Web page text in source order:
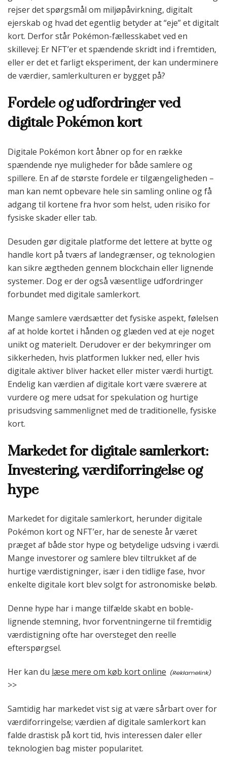
rejser det spørgsmål om miljøpåvirkning, digitalt
ejerskab og hvad det egentlig betyder at “eje” et digitalt
kort. Derfor står Pokémon-fællesskabet ved en
skillevej: Er NFT’er et spændende skridt ind i fremtiden,
eller er det et farligt eksperiment, der kan underminere
de værdier, samlerkulturen er bygget på?
Fordele og udfordringer ved
digitale Pokémon kort
Digitale Pokémon kort åbner op for en række
spændende nye muligheder for både samlere og
spillere. En af de største fordele er tilgængeligheden –
man kan nemt opbevare hele sin samling online og få
adgang til kortene fra hvor som helst, uden risiko for
fysiske skader eller tab.
Desuden gør digitale platforme det lettere at bytte og
handle kort på tværs af landegrænser, og teknologien
kan sikre ægtheden gennem blockchain eller lignende
systemer. Dog er der også væsentlige udfordringer
forbundet med digitale samlerkort.
Mange samlere værdsætter det fysiske aspekt, følelsen
af at holde kortet i hånden og glæden ved at eje noget
unikt og materielt. Derudover er der bekymringer om
sikkerheden, hvis platformen lukker ned, eller hvis
digitale aktiver bliver hacket eller mister værdi hurtigt.
Endelig kan værdien af digitale kort være sværere at
vurdere og mere udsat for spekulation og hurtige
prisudsving sammenlignet med de traditionelle, fysiske
kort.
Markedet for digitale samlerkort:
Investering, værdiforringelse og
hype
Markedet for digitale samlerkort, herunder digitale
Pokémon kort og NFT’er, har de seneste år været
præget af både stor hype og betydelige udsving i værdi.
Mange investorer og samlere blev tiltrukket af de
hurtige værdistigninger, især i den tidlige fase, hvor
enkelte digitale kort blev solgt for astronomiske beløb.
Denne hype har i mange tilfælde skabt en boble-
lignende stemning, hvor forventningerne til fremtidig
værdistigning ofte har oversteget den reelle
efterspørgsel.
Her kan du læse mere om køb kort online
>>
Samtidig har markedet vist sig at være sårbart over for
værdiforringelse; værdien af digitale samlerkort kan
falde drastisk på kort tid, hvis interessen daler eller
teknologien bag mister popularitet.